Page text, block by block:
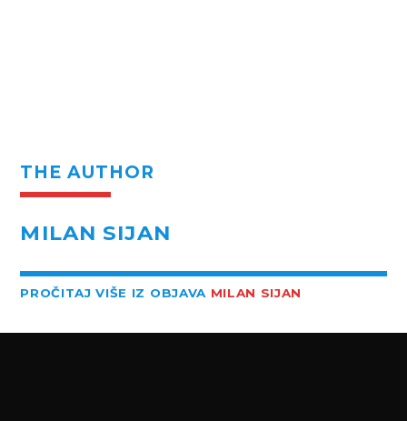
THE AUTHOR
MILAN SIJAN
PROČITAJ VIŠE IZ OBJAVA MILAN SIJAN